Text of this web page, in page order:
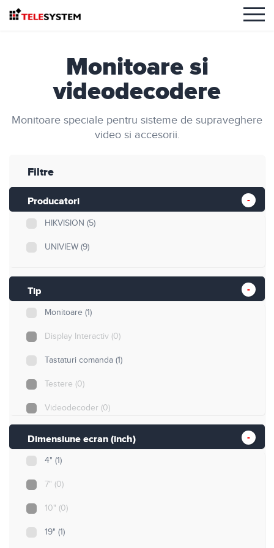
Monitoare si
videodecodere
Monitoare speciale pentru sisteme de supraveghere
video si accesorii.
Filtre
Producatori
HIKVISION (5)
UNIVIEW (9)
Tip
Monitoare (1)
Display Interactiv (0)
Tastaturi comanda (1)
Testere (0)
Videodecoder (0)
Nespecificat
Dimensiune ecran (inch)
4" (1)
7" (0)
10" (0)
19" (1)